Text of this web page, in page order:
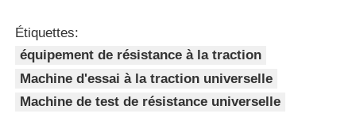
Étiquettes:
équipement de résistance à la traction
Machine d'essai à la traction universelle
Machine de test de résistance universelle